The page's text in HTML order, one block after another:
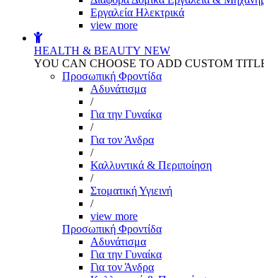
Εργαλεία Ηλεκτρικά
view more
HEALTH & BEAUTY NEW
YOU CAN CHOOSE TO ADD CUSTOM
Προσωπική Φροντίδα
Αδυνάτισμα
/
Για την Γυναίκα
/
Για τον Άνδρα
/
Καλλυντικά & Περιποίηση
/
Στοματική Υγιεινή
/
view more
Προσωπική Φροντίδα
Αδυνάτισμα
Για την Γυναίκα
Για τον Άνδρα